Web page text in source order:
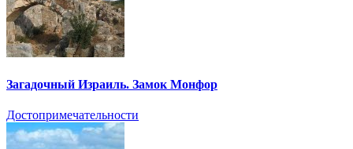
Загадочный Израиль. Замок Монфор
Достопримечательности